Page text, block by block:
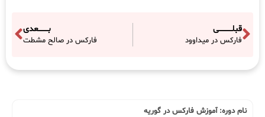
قبلـــــــــــی
فارکس در میداوود
بــــــــعدی
فارکس در صالح مشطت
نام دوره: آموزش فارکس در گوریه